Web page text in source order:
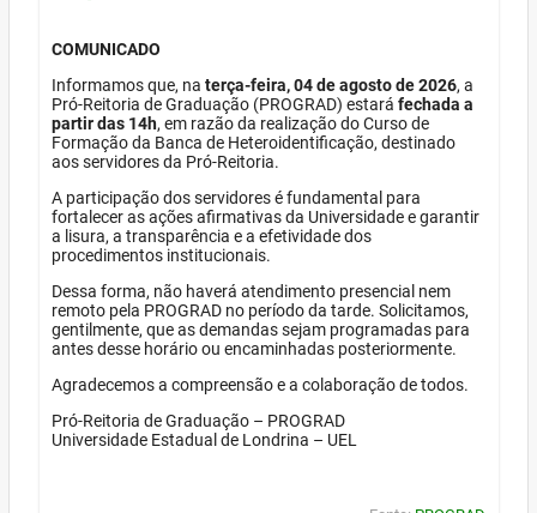
COMUNICADO
Informamos que, na terça-feira, 04 de agosto de 2026, a
Pró-Reitoria de Graduação (PROGRAD) estará fechada a
partir das 14h, em razão da realização do Curso de
Formação da Banca de Heteroidentificação, destinado
aos servidores da Pró-Reitoria.
A participação dos servidores é fundamental para
fortalecer as ações afirmativas da Universidade e garantir
a lisura, a transparência e a efetividade dos
procedimentos institucionais.
Dessa forma, não haverá atendimento presencial nem
remoto pela PROGRAD no período da tarde. Solicitamos,
gentilmente, que as demandas sejam programadas para
antes desse horário ou encaminhadas posteriormente.
Agradecemos a compreensão e a colaboração de todos.
Pró-Reitoria de Graduação – PROGRAD
Universidade Estadual de Londrina – UEL